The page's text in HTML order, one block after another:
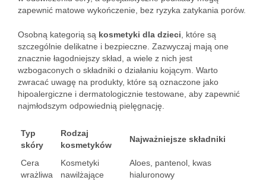
zapewnić matowe wykończenie, bez ryzyka zatykania porów.
Osobną kategorią są kosmetyki dla dzieci , które są
szczególnie delikatne i bezpieczne. Zazwyczaj mają one
znacznie łagodniejszy skład, a wiele z nich jest
wzbogaconych o składniki o działaniu kojącym. Warto
zwracać uwagę na produkty, które są oznaczone jako
hipoalergiczne i dermatologicznie testowane, aby zapewnić
najmłodszym odpowiednią pielęgnację.
Typ
skóry
Rodzaj
kosmetyków
Najważniejsze składniki
Cera
wrażliwa
Kosmetyki
nawilżające
Aloes, pantenol, kwas
hialuronowy